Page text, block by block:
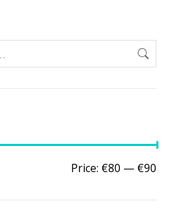
Price: €80 — €90